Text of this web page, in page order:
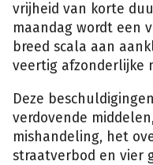
vrijheid van korte
maandag wordt een
breed scala aan
veertig afzonderlijke
Deze
verdovende
mishandeling, het
straatverbod en vier